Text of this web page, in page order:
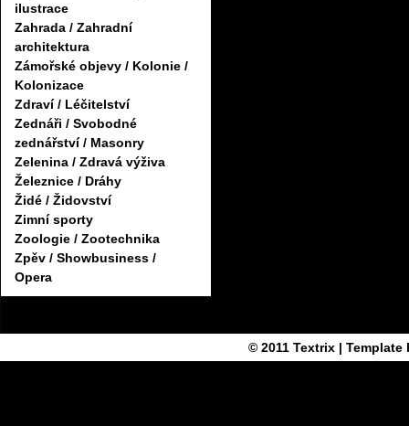
ilustrace
Zahrada / Zahradní
architektura
Zámořské objevy / Kolonie /
Kolonizace
Zdraví / Léčitelství
Zednáři / Svobodné
zednářství / Masonry
Zelenina / Zdravá výživa
Železnice / Dráhy
Židé / Židovství
Zimní sporty
Zoologie / Zootechnika
Zpěv / Showbusiness /
Opera
© 2011 Textrix| Template